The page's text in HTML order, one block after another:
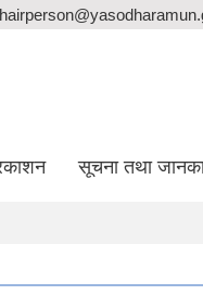
सूचना तथा